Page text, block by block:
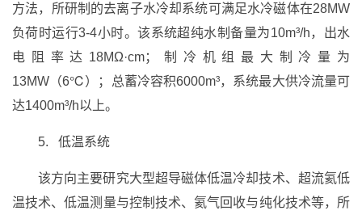
方法，所研制的去离子水冷却系统可满足水冷磁体在28MW
负荷时运行3-4小时。该系统超纯水制备量为10m³/h，出水
电阻率达18MΩ·cm；制冷机组最大制冷量为
13MW（6℃）；总蓄冷容积6000m³，系统最大供冷流量可
达1400m³/h以上。
5. 低温系统
该方向主要研究大型超导磁体低温冷却技术、超流氦低
温技术、低温测量与控制技术、氦气回收与纯化技术等，所